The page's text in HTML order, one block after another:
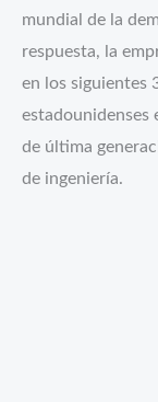
mundial de la
respuesta, la
en los siguientes
estadounidenses
de última
de ingeniería.